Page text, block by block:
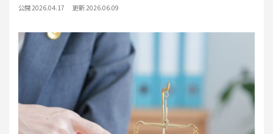
公開 2026.04.17 更新 2026.06.09